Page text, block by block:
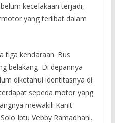
kecelakaan terjadi,
yang terlibat dalam
tiga kendaraan. Bus
belakang. Di depannya
diketahui identitasnya di
sepeda motor yang
mewakili Kanit
Iptu Vebby Ramadhani.